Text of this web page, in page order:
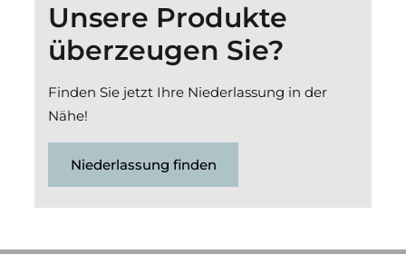
Unsere Produkte
überzeugen Sie?
Finden Sie jetzt Ihre Niederlassung in der
Nähe!
Niederlassung finden